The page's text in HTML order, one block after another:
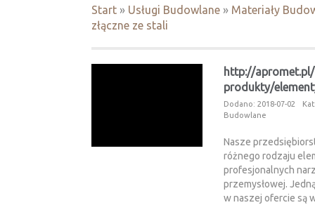
Start » Usługi Budowlane » Materiały
złączne ze stali
http://
produkty/
Dodano: 2018-07-02
Budowlane
Nasze
różnego rodzaju
profesjonalnych
przemysłowej.
w naszej ofercie są